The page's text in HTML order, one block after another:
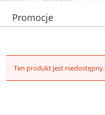
Promocje
Ten produkt jest niedostępny.